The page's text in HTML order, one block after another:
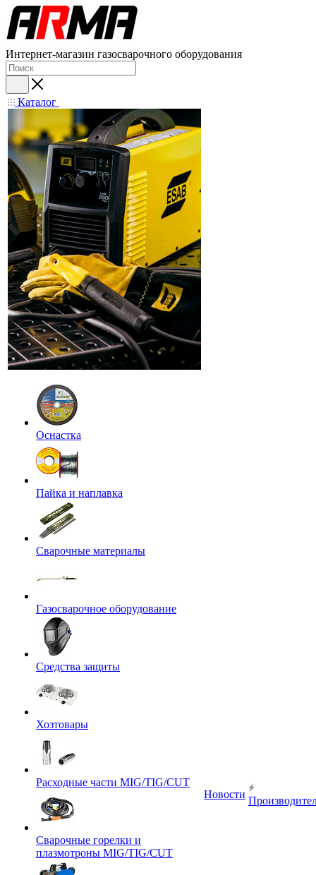
Интернет-магазин газосварочного оборудования
Каталог
Оснастка
Пайка и наплавка
Сварочные материалы
Газосварочное оборудование
Средства защиты
Хозтовары
Расходные части MIG/TIG/CUT
Сварочные горелки и
плазмотроны MIG/TIG/CUT
Новости